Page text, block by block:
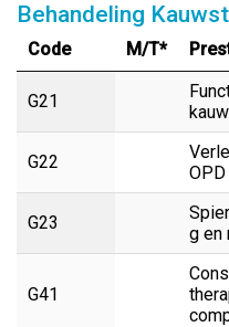
Behandeling
Code M/T*
G21
G22
OPD
G23
g en
G41